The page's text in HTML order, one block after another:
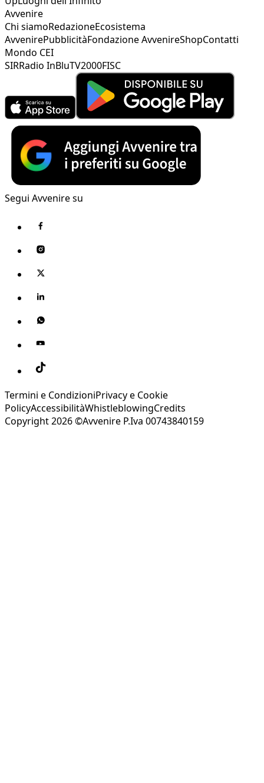
Avvenire
Chi siamoRedazioneEcosistema
AvvenirePubblicitàFondazione AvvenireShopContatti
Mondo CEI
SIRRadio InBluTV2000FISC
Segui Avvenire su
Termini e CondizioniPrivacy e Cookie
PolicyAccessibilitàWhistleblowingCredits
Copyright 2026 ©Avvenire P.Iva 00743840159